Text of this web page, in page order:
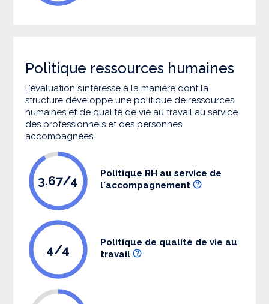
Politique ressources humaines
L’évaluation s’intéresse à la manière dont la
structure développe une politique de ressources
humaines et de qualité de vie au travail au service
des professionnels et des personnes
accompagnées.
3.67/4
Politique RH au service de
l'accompagnement
4/4
Politique de qualité de vie au
travail